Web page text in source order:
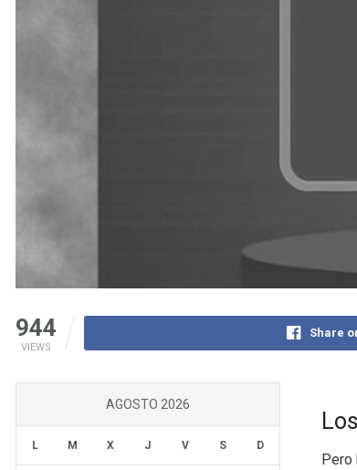
944
VIEWS
Share
AGOSTO 2026
L M X J V S D